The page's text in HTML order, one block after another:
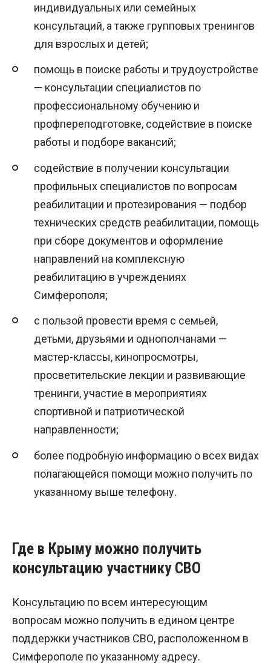
индивидуальных или семейных
консультаций, а также групповых тренингов
для взрослых и детей;
помощь в поиске работы и трудоустройстве
— консультации специалистов по
профессиональному обучению и
профпереподготовке, содействие в поиске
работы и подборе вакансий;
содействие в получении консультации
профильных специалистов по вопросам
реабилитации и протезирования — подбор
технических средств реабилитации, помощь
при сборе документов и оформление
направлений на комплексную
реабилитацию в учреждениях
Симферополя;
с пользой провести время с семьей,
детьми, друзьями и однополчанами —
мастер-классы, кинопросмотры,
просветительские лекции и развивающие
тренинги, участие в мероприятиях
спортивной и патриотической
направленности;
более подробную информацию о всех видах
полагающейся помощи можно получить по
указанному выше телефону.
Где в Крыму можно получить
консультацию участнику СВО
Консультацию по всем интересующим
вопросам можно получить в едином центре
поддержки участников СВО, расположенном в
Симферополе по указанному адресу.